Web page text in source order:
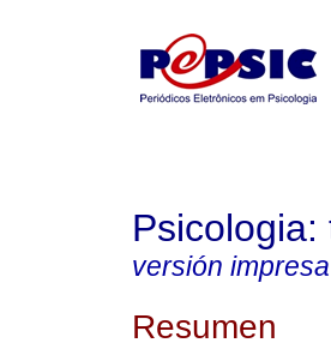
versión impresa
Resumen